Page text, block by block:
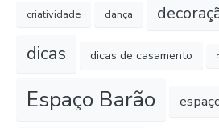
criatividade dança
dicas dicas de casamento
Espaço Barão